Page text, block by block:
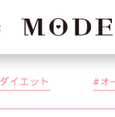
ダイエット オ